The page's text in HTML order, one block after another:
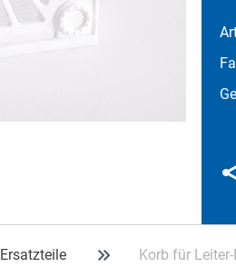
Ersatzteile Korb für